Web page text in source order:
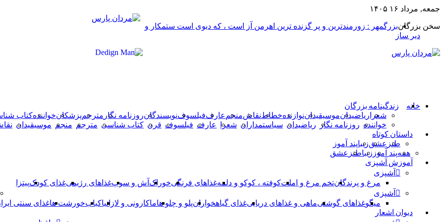
جمعه, مرداد ۱۶ ۱۴۰۵
سخن بزرگانبزرگمهر : زورمندترین و پر گزنده ترین اهرمن آز است ، که دیوی است ستمکار و
دیر ساز
خانه زندگینامه بزرگان
شعرا ریاضیدانموسیقیداننوازندهخطاطنقاشمنجم عارففیلسوفنویسندگانروزنامه نگار مترجمپزشکانخوانندهکتاب
خواننده روزنامه نگار ریاضیدان سیاستمداران شعرا عارف فیلسوف قرن کتاب شناسی مترجم منجم موسیقیدان
داستان کوتاه
طنز عشقزیباپند آموز
همهپند آموز زیباطنز عشق
آموزش آشپزی
آشپزی
مرغ و پرندگانتخم مرغ و املتکوفته ، کوکو و دلمهغذاهای فرنگیخوراک آش و سوپغذاهای رژیمیغذای کودکپیتزا
آشپزی
میگوغذاهای گوشتیماهی و غذاهای دریاییغذای گیاهخوارانپلو و چلو هاماکارونی و لازانیاکبابخورشت هاغذای سنتی
دیوان اشعار